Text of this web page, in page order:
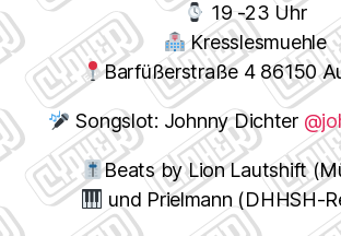
19 -23 Uhr
Kresslesmuehle
Barfüßerstraße 4 86150
Songslot: Johnny Dichter
Beats by Lion Lautshift
und Prielmann (DHHSH-